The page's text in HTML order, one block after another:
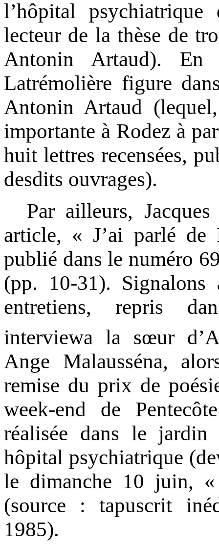
l’hôpital
lecteur de la thèse de
Antonin Artaud).
Latrémolière figure
Antonin Artaud
importante à Rodez à
huit lettres recensées,
desdits ouvrages).
Par ailleurs,
article, « J’ai parlé
publié dans le numéro
(pp. 10-31). Signalons
entretiens, repris
interviewa la sœur
Ange Malausséna,
remise du prix de
week-end de
réalisée dans le
hôpital psychiatrique
le dimanche 10 juin,
(source : tapuscrit
1985).